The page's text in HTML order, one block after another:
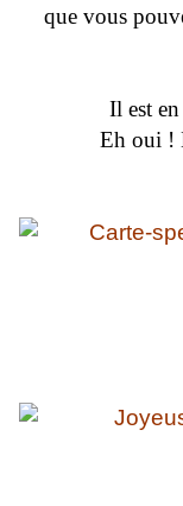
que vous
Il est
Eh oui !